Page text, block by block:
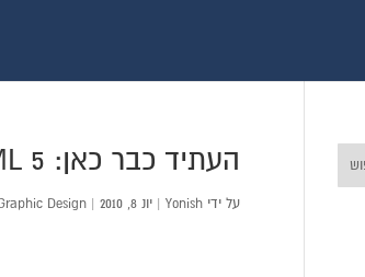
העתיד כבר כאן: HTML 5
על ידי Yonish
| יונ 8, 2010 |
Design